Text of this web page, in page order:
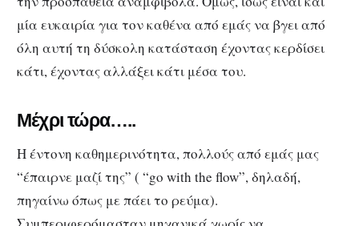
μία ευκαιρία για τον καθένα από εμάς να βγει από
όλη αυτή τη δύσκολη κατάσταση έχοντας κερδίσει
κάτι, έχοντας αλλάξει κάτι μέσα του.
Μέχρι τώρα…..
Η έντονη καθημερινότητα, πολλούς από εμάς μας
“έπαιρνε μαζί της” ( “go with the flow”, δηλαδή,
πηγαίνω όπως με πάει το ρεύμα).